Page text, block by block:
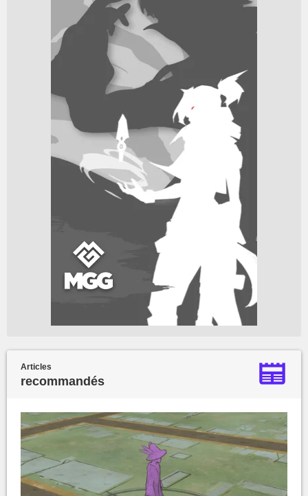
Articles
recommandés